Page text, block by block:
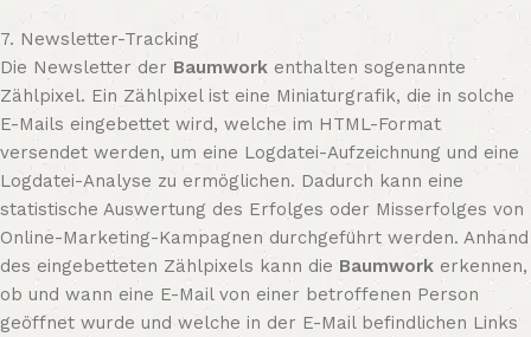
7. Newsletter-Tracking
Die Newsletter der Baumwork enthalten sogenannte
Zählpixel. Ein Zählpixel ist eine Miniaturgrafik, die in solche
E-Mails eingebettet wird, welche im HTML-Format
versendet werden, um eine Logdatei-Aufzeichnung und eine
Logdatei-Analyse zu ermöglichen. Dadurch kann eine
statistische Auswertung des Erfolges oder Misserfolges von
Online-Marketing-Kampagnen durchgeführt werden. Anhand
des eingebetteten Zählpixels kann dieBaumwork erkennen,
ob und wann eine E-Mail von einer betroffenen Person
geöffnet wurde und welche in der E-Mail befindlichen Links